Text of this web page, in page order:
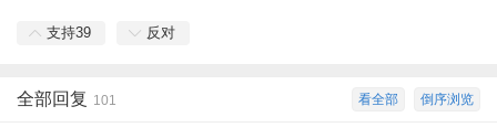
支持39 反对
倒序浏览
看全部
全部回复 101